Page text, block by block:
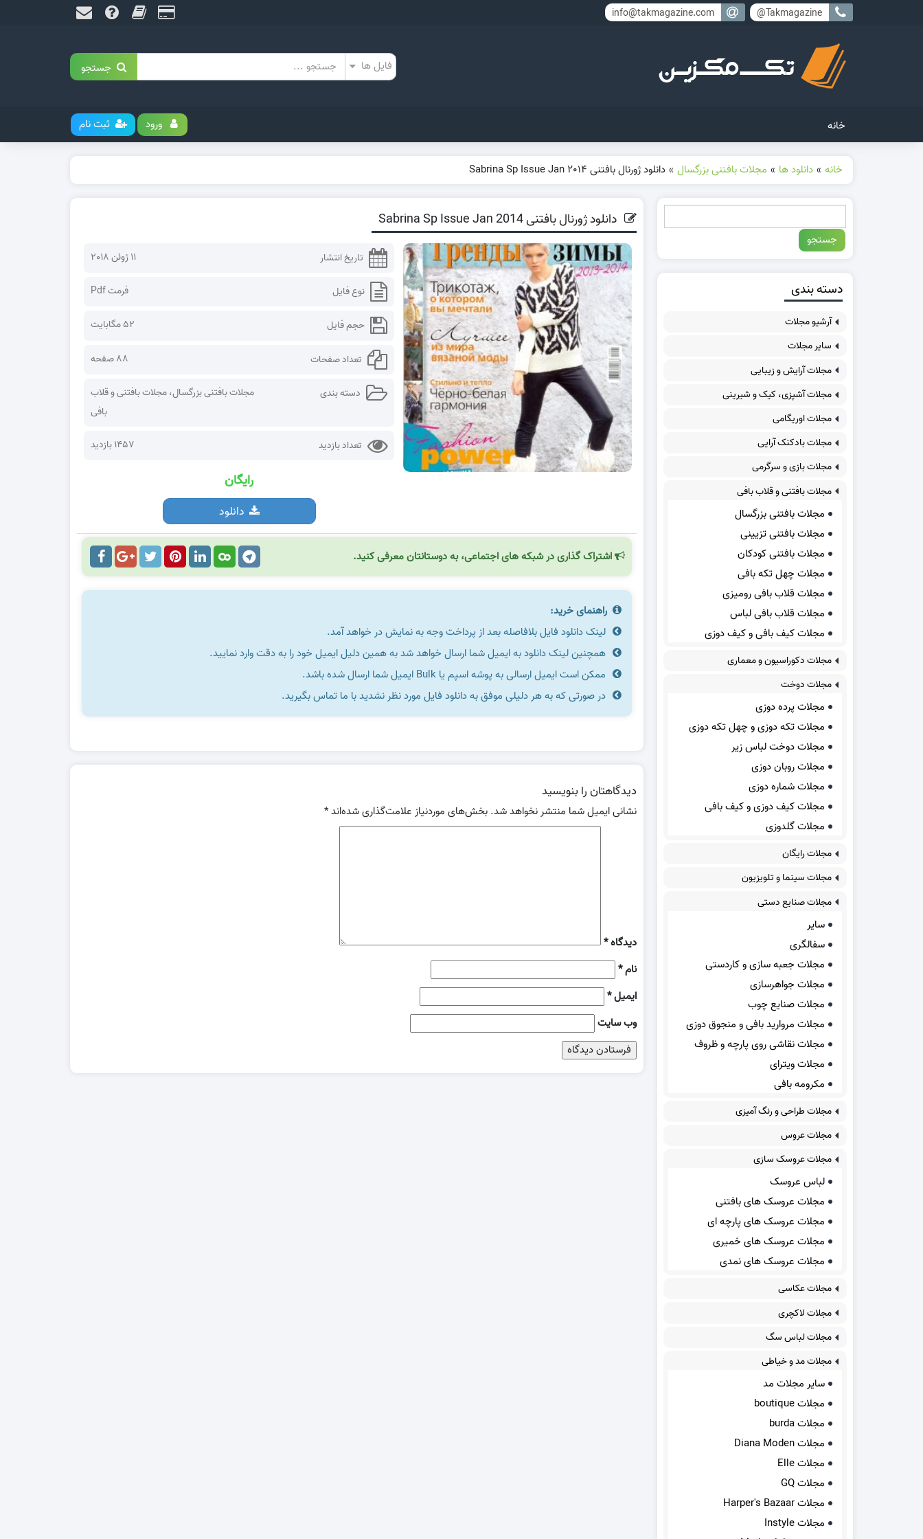
Takmagazine@
info@takmagazine.com
جستجو
خانه ورود ثبت نام
خانه » دانلود ها » مجلات بافتنی بزرگسال » دانلود ژورنال بافتنی Sabrina Sp Issue Jan 2014
دانلود ژورنال بافتنی Sabrina Sp Issue Jan 2014
تاریخ انتشار 11 ژوئن 2018
نوع فایل فرمت Pdf
حجم فایل 52 مگابایت
تعداد صفحات 88 صفحه
دسته بندی مجلات بافتنی بزرگسال،مجلات بافتنی و قلاب
بافی
تعداد بازدید 1457 بازدید
رایگان
دانلود
اشتراک گذاری در شبکه های اجتماعی، به دوستانتان معرفی کنید.
راهنمای خرید:
لینک دانلود فایل بلافاصله بعد از پرداخت وجه به نمایش در خواهد آمد.
همچنین لینک دانلود به ایمیل شما ارسال خواهد شد به همین دلیل ایمیل خود را به دقت وارد نمایید.
ممکن است ایمیل ارسالی به پوشه اسپم یا Bulk ایمیل شما ارسال شده باشد.
در صورتی که به هر دلیلی موفق به دانلود فایل مورد نظر نشدید با ما تماس بگیرید.
دیدگاهتان را بنویسید
نشانی ایمیل شما منتشر نخواهد شد. بخش‌های موردنیاز علامت‌گذاری شده‌اند*
دیدگاه*
نام*
ایمیل*
وب‌ سایت
دسته بندی
آرشیو مجلات
سایر مجلات
مجلات آرایش و زیبایی
مجلات آشپزی، کیک و شیرینی
مجلات اوریگامی
مجلات بادکنک آرایی
مجلات بازی و سرگرمی
مجلات بافتنی و قلاب بافی
مجلات بافتنی بزرگسال
مجلات بافتنی تزیینی
مجلات بافتنی کودکان
مجلات چهل تکه بافی
مجلات قلاب بافی رومیزی
مجلات قلاب بافی لباس
مجلات کیف بافی و کیف دوزی
مجلات دکوراسیون و معماری
مجلات دوخت
مجلات پرده دوزی
مجلات تکه دوزی و چهل تکه دوزی
مجلات دوخت لباس زیر
مجلات روبان دوزی
مجلات شماره دوزی
مجلات کیف دوزی و کیف بافی
مجلات گلدوزی
مجلات رایگان
مجلات سینما و تلویزیون
مجلات صنایع دستی
سایر
سفالگری
مجلات جعبه سازی و کاردستی
مجلات جواهرسازی
مجلات صنایع چوب
مجلات مروارید بافی و منجوق دوزی
مجلات نقاشی روی پارچه و ظروف
مجلات ویترای
مکرومه بافی
مجلات طراحی و رنگ آمیزی
مجلات عروس
مجلات عروسک سازی
لباس عروسک
مجلات عروسک های بافتنی
مجلات عروسک های پارچه ای
مجلات عروسک های خمیری
مجلات عروسک های نمدی
مجلات عکاسی
مجلات لاکچری
مجلات لباس سگ
مجلات مد و خیاطی
سایر مجلات مد
مجلات boutique
مجلات burda
مجلات Diana Moden
مجلات Elle
مجلات GQ
مجلات Harper's Bazaar
مجلات Instyle